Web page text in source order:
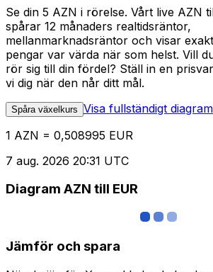
Se din 5 AZN i rörelse. Vårt live AZN
spårar 12 månaders realtidsräntor,
mellanmarknadsräntor och visar
pengar var värda när som helst. Vill
rör sig till din fördel? Ställ in en
vi dig när den når ditt mål.
Spåra växelkurs Visa fullständigt diagram
1 AZN = 0,508995 EUR
7 aug. 2026 20:31 UTC
Diagram AZN till EUR
Jämför och spara